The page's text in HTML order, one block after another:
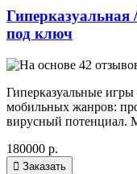
Гиперказуальная
под ключ
Гиперказуальные
мобильных жанров:
вирусный потенциал.
180000 р.
 Заказать